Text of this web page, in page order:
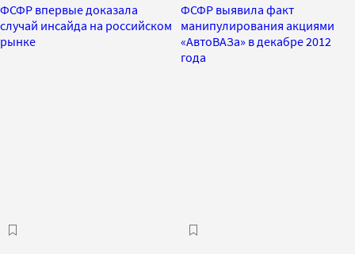
ФСФР впервые доказала
случай инсайда на российском
рынке
ФСФР выявила факт
манипулирования акциями
«АвтоВАЗа» в декабре 2012
года